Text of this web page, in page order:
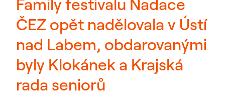
Family festivalu Nadace
ČEZ opět nadělovala v Ústí
nad Labem, obdarovanými
byly Klokánek a Krajská
rada seniorů